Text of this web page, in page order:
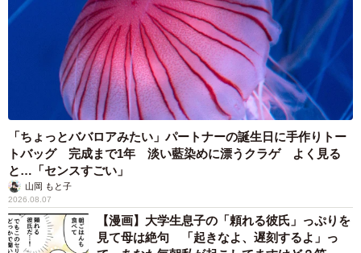
「ちょっとババロアみたい」パートナーの誕生日に手作りトー
トバッグ 完成まで1年 淡い藍染めに漂うクラゲ よく見る
と…「センスすごい」
山岡 もと子
2026.08.07
【漫画】大学生息子の「頼れる彼氏」っぷりを
見て母は絶句 「起きなよ、遅刻するよ」っ